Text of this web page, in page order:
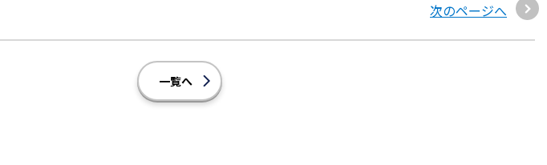
次のページへ
一覧へ